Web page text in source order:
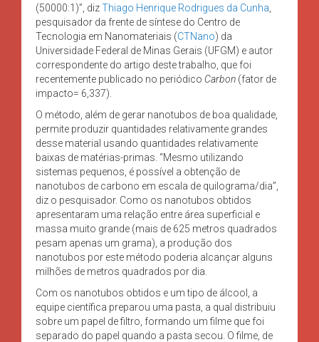
(50000:1)”, dizThiago Henrique Rodrigues da Cunha
pesquisador da frente de síntese do Centro de
Tecnologia em Nanomateriais (CTNano) da
Universidade Federal de Minas Gerais (UFGM) e autor
correspondente do artigo deste trabalho, que foi
recentemente publicado no periódico Carbon (fator de
impacto= 6,337).
O método, além de gerar nanotubos de boa qualidade,
permite produzir quantidades relativamente grandes
desse material usando quantidades relativamente
baixas de matérias-primas. “Mesmo utilizando
sistemas pequenos, é possível a obtenção de
nanotubos de carbono em escala de quilograma/dia”,
diz o pesquisador. Como os nanotubos obtidos
apresentaram uma relação entre área superficial e
massa muito grande (mais de 625 metros quadrados
pesam apenas um grama), a produção dos
nanotubos por este método poderia alcançar alguns
milhões de metros quadrados por dia.
Com os nanotubos obtidos e um tipo de álcool, a
equipe científica preparou uma pasta, a qual distribuiu
sobre um papel de filtro, formando um filme que foi
separado do papel quando a pasta secou. O filme, de